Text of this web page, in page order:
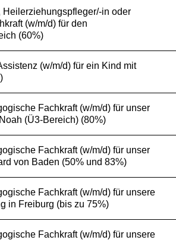
Heilerziehungspfleger/-in oder
(w/m/d) für den
(60%)
(w/m/d) für ein Kind mit
Fachkraft (w/m/d) für unser
(Ü3-Bereich) (80%)
Fachkraft (w/m/d) für unser
von Baden (50% und 83%)
Fachkraft (w/m/d) für unsere
in Freiburg (bis zu 75%)
Fachkraft (w/m/d) für unsere